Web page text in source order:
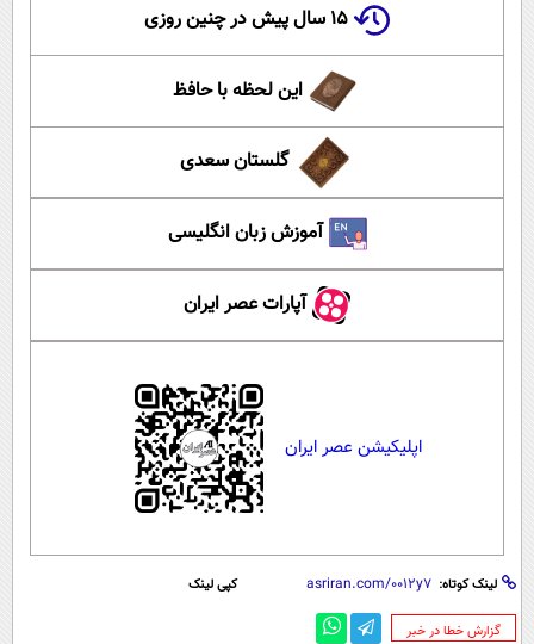
۱۵ سال پیش در چنین روزی
این لحظه با حافظ
گلستان سعدی
آموزش زبان انگلیسی
آپارات عصر ایران
اپلیکیشن عصر ایران
لینک کوتاه: کپی لینک
‌گزارش خطا در خبر